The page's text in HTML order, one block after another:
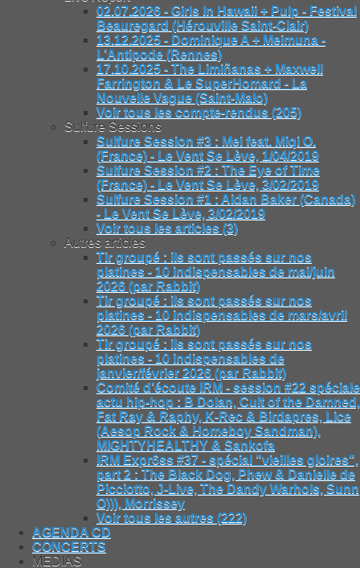
02.07.2026 - Girls In Hawaii + Pulp - Festival
Beauregard (Hérouville Saint-Clair)
13.12.2025 - Dominique A + Meimuna -
L’Antipode (Rennes)
17.10.2025 - The Limiñanas + Maxwell
Farrington & Le SuperHomard - La
Nouvelle Vague (Saint-Malo)
Voir tous les compte-rendus (205)
Sulfure Sessions
Sulfure Session #3 : Mei feat. Miqi O.
(France) - Le Vent Se Lève, 1/04/2019
Sulfure Session #2 : The Eye of Time
(France) - Le Vent Se Lève, 3/02/2019
Sulfure Session #1 : Aidan Baker (Canada)
- Le Vent Se Lève, 3/02/2019
Voir tous les articles (3)
Autres articles
Tir groupé : ils sont passés sur nos
platines - 10 indispensables de mai/juin
2026 (par Rabbit)
Tir groupé : ils sont passés sur nos
platines - 10 indispensables de mars/avril
2026 (par Rabbit)
Tir groupé : ils sont passés sur nos
platines - 10 indispensables de
janvier/février 2026 (par Rabbit)
Comité d’écoute IRM - session #22 spéciale
actu hip-hop : B Dolan, Cult of the Damned,
Fat Ray & Raphy, K-Rec & Birdapres, Lice
(Aesop Rock & Homeboy Sandman),
MIGHTYHEALTHY & Sankofa
IRM Expr6ss #37 - spécial "vieilles gloires",
part 2 : The Black Dog, Phew & Danielle de
Picciotto, J-Live, The Dandy Warhols, Sunn
O))), Morrissey
Voir tous les autres (222)
AGENDA CD
CONCERTS
MEDIAS